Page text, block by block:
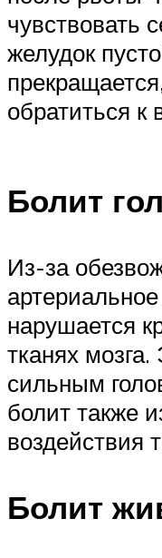
чувствовать
желудок
обратиться к
Болит
Из-за
нарушается
тканях
сильным
болит также
воздействия
Болит